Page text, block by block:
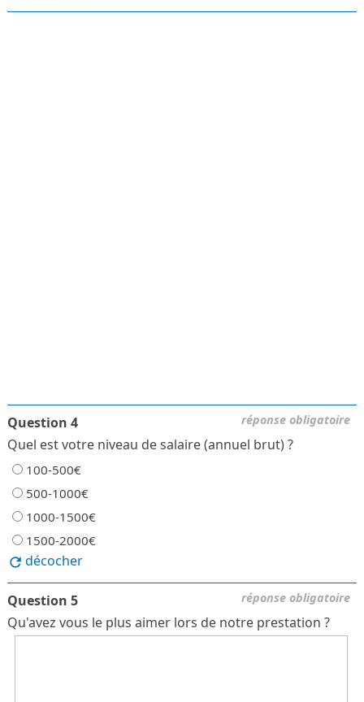
réponse obligatoire
Question 4
Quel est votre niveau de salaire (annuel brut) ?
100-500€
500-1000€
1000-1500€
1500-2000€
décocher
réponse obligatoire
Question 5
Qu'avez vous le plus aimer lors de notre prestation ?